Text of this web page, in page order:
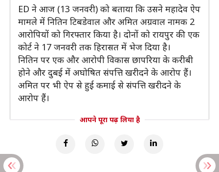
ED ने आज (13 जनवरी) को बताया कि उसने महादेव ऐप
मामले में नितिन टिबडेवाल और अमित अग्रवाल नामक 2
आरोपियों को गिरफ्तार किया है। दोनों को रायपुर की एक
कोर्ट ने 17 जनवरी तक हिरासत में भेज दिया है।
नितिन पर एक और आरोपी विकास छापरिया के करीबी
होने और दुबई में अघोषित संपत्ति खरीदने के आरोप हैं।
अमित पर भी ऐप से हुई कमाई से संपत्ति खरीदने के
आरोप हैं।
आपने पूरा पढ़ लिया है